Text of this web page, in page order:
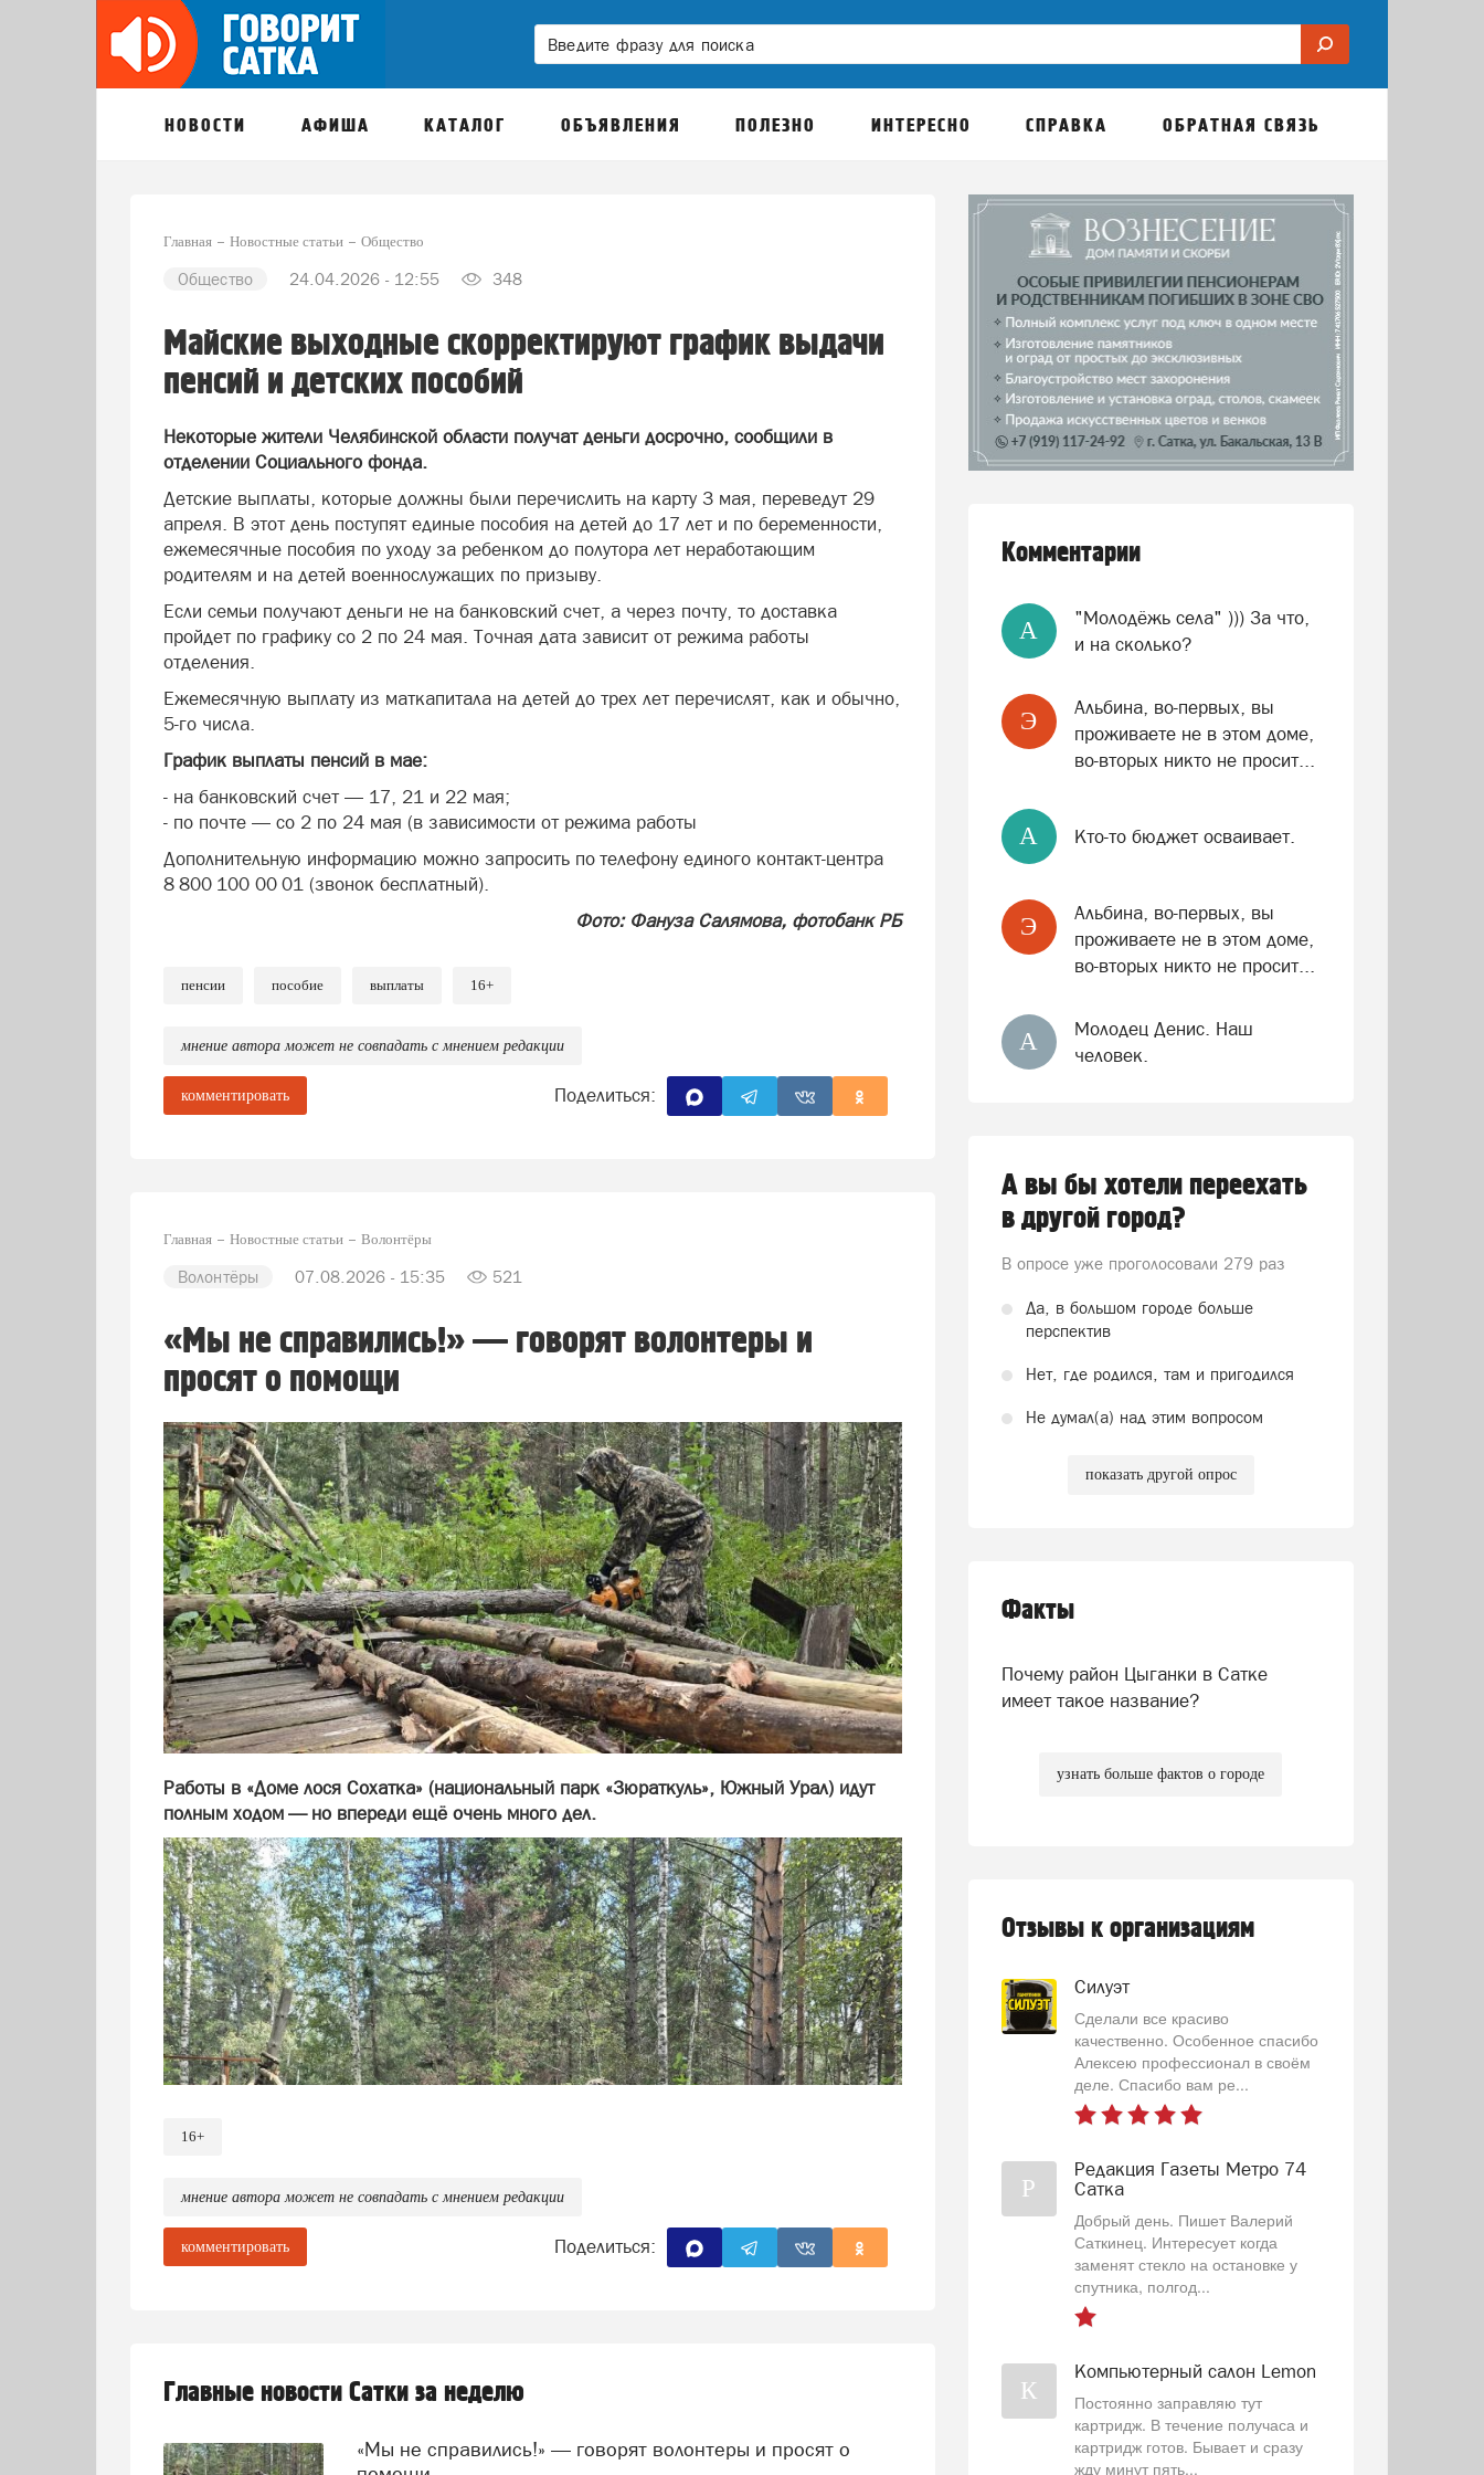
НОВОСТИ АФИША КАТАЛОГ ОБЪЯВЛЕНИЯ ПОЛЕЗНО ИНТЕРЕСНО СПРАВКА ОБРАТНАЯ СВЯЗЬ
Главная Новостные статьи Общество
Общество 24.04.2026 - 12:55 348
Майские выходные скорректируют график выдачи
пенсий и детских пособий
Некоторые жители Челябинской области получат деньги досрочно, сообщили в
отделении Социального фонда.
Детские выплаты, которые должны были перечислить на карту 3 мая, переведут 29
апреля. В этот день поступят единые пособия на детей до 17 лет и по беременности,
ежемесячные пособия по уходу за ребенком до полутора лет неработающим
родителям и на детей военнослужащих по призыву.
Если семьи получают деньги не на банковский счет, а через почту, то доставка
пройдет по графику со 2 по 24 мая. Точная дата зависит от режима работы
отделения.
Ежемесячную выплату из маткапитала на детей до трех лет перечислят, как и обычно,
5-го числа.
График выплаты пенсий в мае:
- на банковский счет — 17, 21 и 22 мая;
- по почте — со 2 по 24 мая (в зависимости от режима работы
Дополнительную информацию можно запросить по телефону единого контакт-центра
8 800 100 00 01 (звонок бесплатный).
Фото: Фануза Салямова, фотобанк РБ
пенсии пособие выплаты 16+
мнение автора может не совпадать с мнением редакции
комментировать Поделиться:
Главная Новостные статьи Волонтёры
Волонтёры 07.08.2026 - 15:35 521
«Мы не справились!» — говорят волонтеры и
просят о помощи
Работы в «Доме лося Сохатка» (национальный парк «Зюраткуль», Южный Урал) идут
полным ходом — но впереди ещё очень много дел.
16+
мнение автора может не совпадать с мнением редакции
комментировать Поделиться:
Главные новости Сатки за неделю
«Мы не справились!» — говорят волонтеры и просят о
Комментарии
A
"Молодёжь села" ))) За что,
и на сколько?
Э
Альбина, во-первых, вы
проживаете не в этом доме,
во-вторых никто не просит...
A Кто-то бюджет осваивает.
Э
Альбина, во-первых, вы
проживаете не в этом доме,
во-вторых никто не просит...
А
Молодец Денис. Наш
человек.
А вы бы хотели переехать
в другой город?
В опросе уже проголосовали 279 раз
Да, в большом городе больше
перспектив
Нет, где родился, там и пригодился
Не думал(а) над этим вопросом
показать другой опрос
Факты
Почему район Цыганки в Сатке
имеет такое название?
узнать больше фактов о городе
Отзывы к организациям
Силуэт
Сделали все красиво
качественно. Особенное спасибо
Алексею профессионал в своём
деле. Спасибо вам ре...
Р
Редакция Газеты Метро 74
Сатка
Добрый день. Пишет Валерий
Саткинец. Интересует когда
заменят стекло на остановке у
спутника, полгод...
К
Компьютерный салон Lemon
Постоянно заправляю тут
картридж. В течение получаса и
картридж готов. Бывает и сразу
жду минут пять...